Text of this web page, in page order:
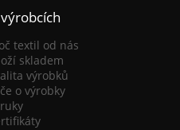
textil od nás
skladem
výrobků
o výrobky